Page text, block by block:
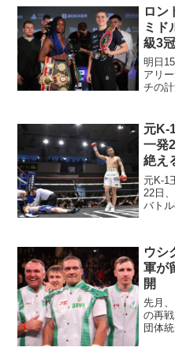
ロン
ミド
級3
明日
アリ
チの
（米
マー
元K-
一発
絶え
元K-1
22日
バト
を4
ウシ
軍が
開
先月
の再
団体